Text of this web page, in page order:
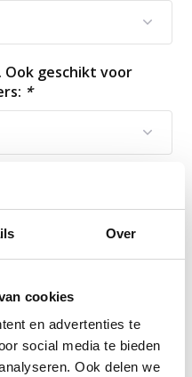
Over
cookies
en advertenties te
social media te bieden
Ook delen we
Ook geschikt voor
*